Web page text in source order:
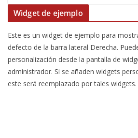
Widget de ejemplo
Este es un widget de ejemplo para
defecto de la barra lateral Derecha.
personalización desde la pantalla de
administrador. Si se añaden widgets
este será reemplazado por tales widgets.